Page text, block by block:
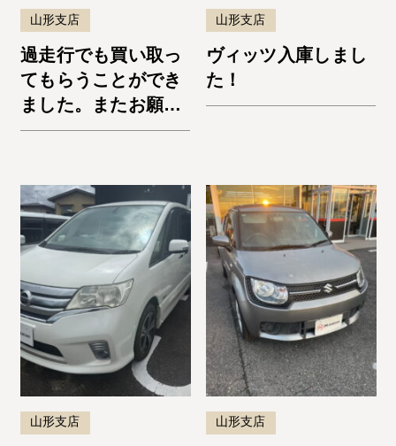
山形支店
過走行でも買い取っ
てもらうことができ
ました。またお願い
します。bB
山形支店
ヴィッツ入庫しまし
た！
山形支店 山形支店